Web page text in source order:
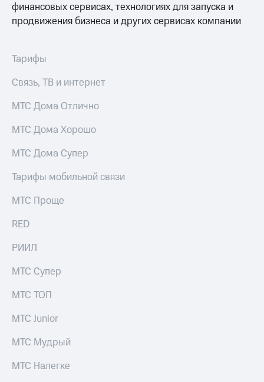
финансовых сервисах, технологиях для запуска и
продвижения бизнеса и других сервисах компании
Тарифы
Связь, ТВ и интернет
МТС Дома Отлично
МТС Дома Хорошо
МТС Дома Супер
Тарифы мобильной связи
МТС Проще
RED
РИИЛ
МТС Супер
МТС ТОП
МТС Junior
МТС Мудрый
МТС Налегке